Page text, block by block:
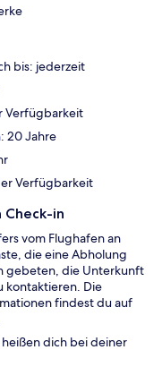
bis: jederzeit
Verfügbarkeit
20 Jahre
Verfügbarkeit
Check-in
vom Flughafen an
die eine Abholung
gebeten, die Unterkunft
kontaktieren. Die
findest du auf
dich bei deiner